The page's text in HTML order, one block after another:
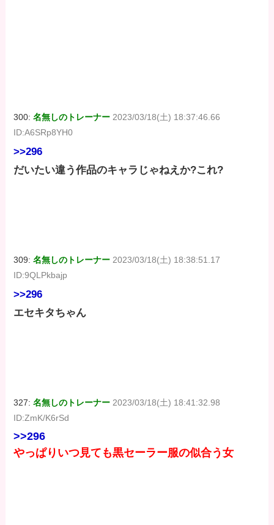
300:名無しのトレーナー 2023/03/18(土) 18:37:46.66
ID:A6SRp8YH0
>>296
だいたい違う作品のキャラじゃねえか?これ?
309:名無しのトレーナー 2023/03/18(土) 18:38:51.17
ID:9QLPkbajp
>>296
エセキタちゃん
327:名無しのトレーナー 2023/03/18(土) 18:41:32.98
ID:ZmK/K6rSd
>>296
やっぱりいつ見ても黒セーラー服の似合う女